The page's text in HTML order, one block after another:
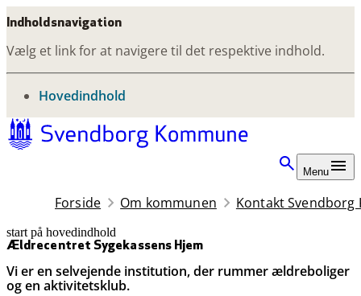
Indholdsnavigation
Vælg et link for at navigere til det respektive indhold.
gå til
Hovedindhold
Menu
Forside Om kommunen Kontakt Svendborg
start på hovedindhold
Ældrecentret Sygekassens Hjem
Vi er en selvejende institution, der rummer ældreboliger
og en aktivitetsklub.
senest opdateret 25. juni 2026